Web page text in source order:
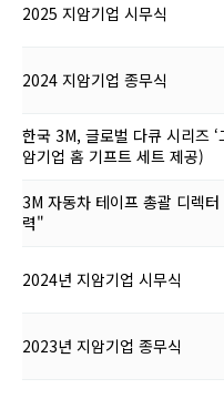
2025 지암기업 시무식
2024 지암기업 종무식
한국 3M, 글로벌 다큐 시리즈
암기업 홈 기프트 세트 제공)
3M 자동차 테이프 총괄 디렉
력"
2024년 지암기업 시무식
2023년 지암기업 종무식